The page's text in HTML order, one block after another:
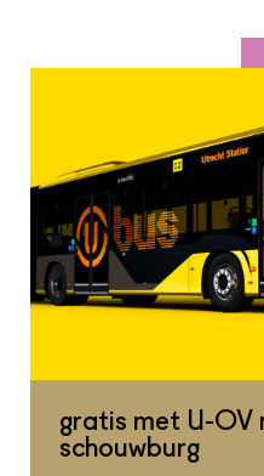
gratis met U-OV
schouwburg